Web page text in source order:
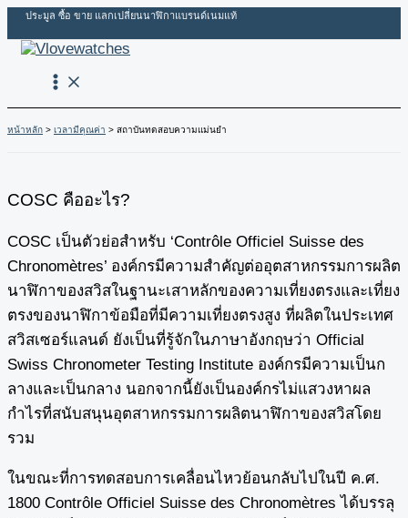
Skip
content
ประมูล ซื้อ ขาย แลกเปลี่ยนนาฬิกาแบรนด์เนมแท้
หน้าหลัก เวลามีคุณค่า สถาบันทดสอบความแม่นยำ
COSC คืออะไร?
COSC เป็นตัวย่อสำหรับ ‘Contrôle Officiel Suisse des
Chronomètres’ องค์กรมีความสำคัญต่ออุตสาหกรรมการผลิต
นาฬิกาของสวิสในฐานะเสาหลักของความเที่ยงตรงและเที่ยง
ตรงของนาฬิกาข้อมือที่มีความเที่ยงตรงสูง ที่ผลิตในประเทศ
สวิสเซอร์แลนด์ ยังเป็นที่รู้จักในภาษาอังกฤษว่า Official
Swiss Chronometer Testing Institute องค์กรมีความเป็นก
ลางและเป็นกลาง นอกจากนี้ยังเป็นองค์กรไม่แสวงหาผล
กำไรที่สนับสนุนอุตสาหกรรมการผลิตนาฬิกาของสวิสโดย
รวม
ในขณะที่การทดสอบการเคลื่อนไหวย้อนกลับไปในปี ค.ศ.
1800 Contrôle Officiel Suisse des Chronomètres ได้บรรลุ
คุณ
ให้
เครดิต
..................
ชื่อ*
อีเมล*
ลิ้งค์
เครดิต